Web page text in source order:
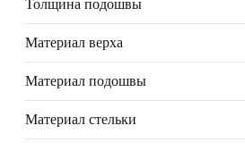
Толщина подошвы
Материал верха
Материал подошвы
Материал стельки